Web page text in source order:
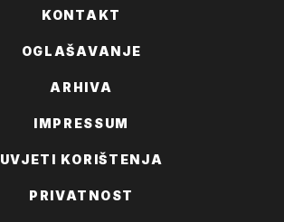
KONTAKT
OGLAŠAVANJE
ARHIVA
IMPRESSUM
UVJETI KORIŠTENJA
PRIVATNOST